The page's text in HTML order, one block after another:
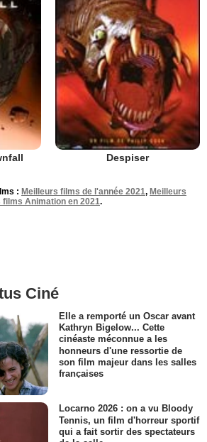
Despiser
: Meilleurs films de l'année 2021, Meilleurs
films Animation en 2021.
Ciné
Elle a remporté un Oscar avant
Kathryn Bigelow... Cette
cinéaste méconnue a les
honneurs d'une ressortie de
son film majeur dans les salles
françaises
Locarno 2026 : on a vu Bloody
Tennis, un film d'horreur sportif
qui a fait sortir des spectateurs